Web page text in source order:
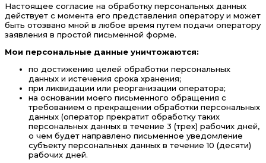
Настоящее согласие на обработку персональных данных
действует с момента его представления оператору и может
быть отозвано мной в любое время путем подачи оператору
заявления в простой письменной форме.
Мои персональные данные уничтожаются:
по достижению целей обработки персональных
данных и истечения срока хранения;
при ликвидации или реорганизации оператора;
на основании моего письменного обращения с
требованием о прекращении обработки персональных
данных (оператор прекратит обработку таких
персональных данных в течение 3 (трех) рабочих дней,
о чем будет направлено письменное уведомление
субъекту персональных данных в течение 10 (десяти)
рабочих дней.